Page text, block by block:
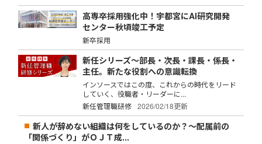
高専卒採用強化中！宇都宮にAI研究開発
センター秋頃竣工予定
新卒採用
新任シリーズ～部長・次長・課長・係長・
主任。新たな役割への意識転換
インソースではこの度、これからの時代をリード
していく、役職者・リーダーに...
新任管理職研修
2026/02/18更新
新人が辞めない組織は何をしているのか？～配属前の
「関係づくり」がＯＪＴ成...